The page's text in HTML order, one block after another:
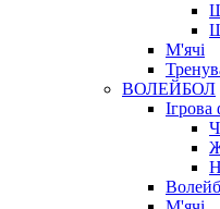
М'ячі
ВОЛЕЙБОЛ
Ігрова